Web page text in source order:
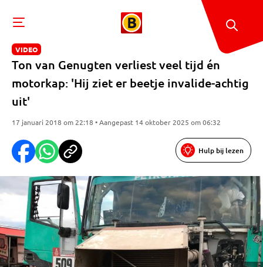
VIDEO
Ton van Genugten verliest veel tijd én
motorkap: 'Hij ziet er beetje invalide-achtig
uit'
17 januari 2018 om 22:18 • Aangepast 14 oktober 2025 om 06:32
Hulp bij lezen